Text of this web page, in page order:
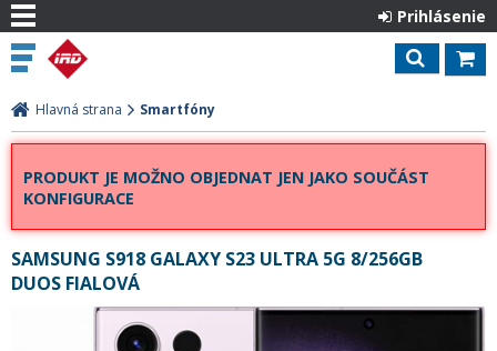
Prihlásenie
Hlavná strana Smartfóny
PRODUKT JE MOŽNO OBJEDNAT JEN JAKO SOUČÁST
KONFIGURACE
SAMSUNG S918 GALAXY S23 ULTRA 5G 8/256GB
DUOS FIALOVÁ